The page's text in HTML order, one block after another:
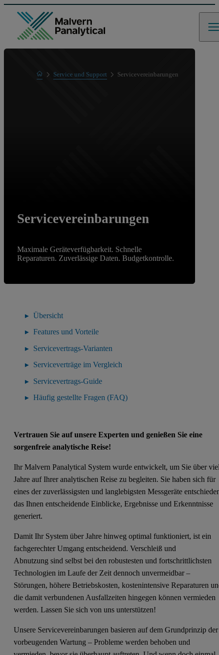
HomeService und Support Servicevereinbarungen
Servicevereinbarungen
Maximale Geräteverfügbarkeit. Schnelle
Reparaturen. Zuverlässige Daten. Budgetkontrolle.
Übersicht
Features und Vorteile
Servicevertrags-Varianten
Serviceverträge im Vergleich
Servicevertrags-Guide
Häufig gestellte Fragen (FAQ)
Vertrauen Sie auf unsere Experten und genießen Sie eine
sorgenfreie analytische Reise!
Ihr Malvern Panalytical System wurde entwickelt, um Sie über
Jahre auf Ihrer analytischen Reise zu begleiten. Sie haben sich für
eines der zuverlässigsten und langlebigsten Messgeräte
das Ihnen entscheidende Einblicke, Ergebnisse und Erkenntnisse
generiert.
Damit Ihr System über Jahre hinweg optimal funktioniert, ist ein
fachgerechter Umgang entscheidend. Verschleiß und
Abnutzung sind selbst bei den robustesten und fortschrittlichsten
Technologien im Laufe der Zeit dennoch unvermeidbar –
Störungen, höhere Betriebskosten, kostenintensive Reparaturen
die damit verbundenen Ausfallzeiten hingegen können vermieden
werden. Lassen Sie sich von uns unterstützen!
Unsere Servicevereinbarungen basieren auf dem Grundprinzip der
vorbeugenden Wartung – Probleme werden behoben und